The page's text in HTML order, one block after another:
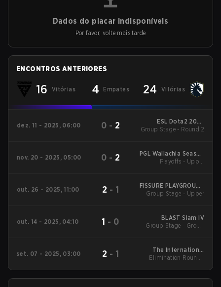
Dados do placar indisponíveis
Por favor, volte mais tarde
ENCONTROS ANTERIORES
16 Vitórias 4 Empates 24 Vitórias
dez. 11 - 2025, 06:00 0 - 2
ESL Dota2 2025
DreamLeague Season
Group Stage - Round 2
nov. 20 - 2025, 05:00 0 - 2
PGL Wallachia Season
6 Main Tournament
Playoffs - Upper
out. 26 - 2025, 11:00 2 - 1
FISSURE PLAYGROUND
2
Group Stage - Upper
out. 14 - 2025, 04:10 1 - 0
BLAST Slam IV
Group Stage - Group
set. 07 - 2025, 03:00 2 - 1
The International
2025 Main Event
Elimination Round -